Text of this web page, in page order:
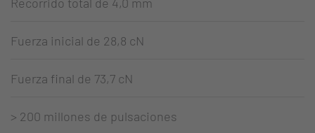
Fuerza inicial de 28,8 cN
Fuerza final de 73,7 cN
> 200 millones de pulsaciones